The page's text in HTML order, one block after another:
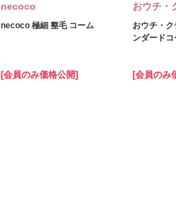
necoco
necoco 極細 整毛 コーム
[会員のみ価格公開]
おウチ・
おウチ・
ンダードコ
[会員のみ